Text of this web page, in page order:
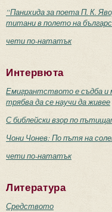
“Панихида за поета П. К.
титани в полето на
чети по-нататък
Интервюта
Емигрантството е съдба и
трябва да се научи да живее
С библейски взор по
Чони Чонев: По пътя на
чети по-нататък
Литература
Средството